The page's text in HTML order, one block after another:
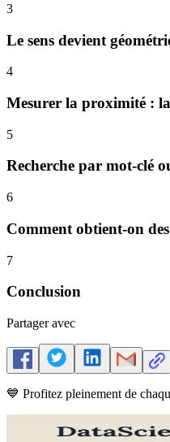
3
Le sens devient
4
Mesurer la proximité :
5
Recherche par mot-clé
6
Comment obtient-on
7
Conclusion
Partager avec
💙 Profitez pleinement de